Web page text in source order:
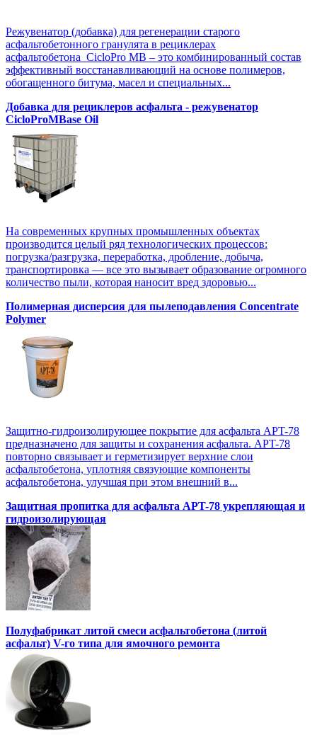
Режувенатор (добавка) для регенерации старого
асфальтобетонного гранулята в рециклерах
асфальтобетона CicloPro MB – это комбинированный состав
эффективный восстанавливающий на основе полимеров,
обогащенного битума, масел и специальных...
Добавка для рециклеров асфальта - режувенатор
CicloProMBase Oil
На современных крупных промышленных объектах
производится целый ряд технологических процессов:
погрузка/разгрузка, переработка, дробление, добыча,
транспортировка — все это вызывает образование огромного
количество пыли, которая наносит вред здоровью...
Полимерная дисперсия для пылеподавления Concentrate
Polymer
Защитно-гидроизолирующее покрытие для асфальта APT-78
предназначено для защиты и сохранения асфальта. APT-78
повторно связывает и герметизирует верхние слои
асфальтобетона, уплотняя связующие компоненты
асфальтобетона, улучшая при этом внешний в...
Защитная пропитка для асфальта APT-78 укрепляющая и
гидроизолирующая
Полуфабрикат литой смеси асфальтобетона (литой
асфальт) V-го типа для ямочного ремонта